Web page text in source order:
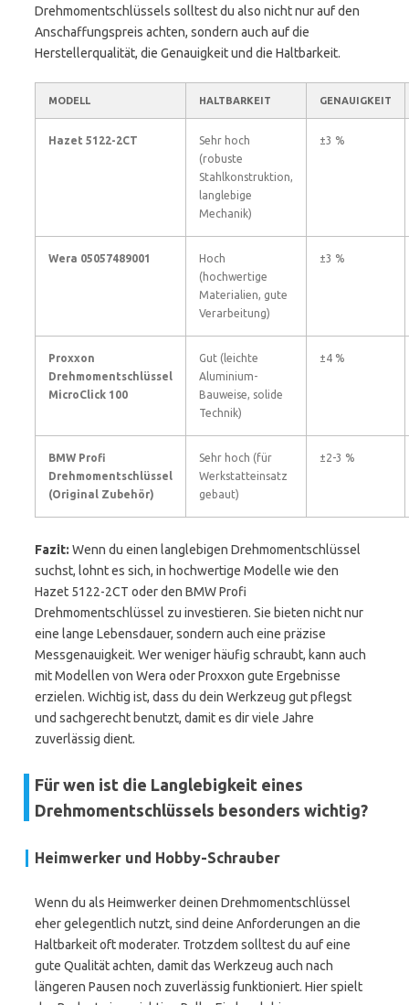
Drehmomentschlüssels solltest du also nicht nur auf den
Anschaffungspreis achten, sondern auch auf die
Herstellerqualität, die Genauigkeit und die Haltbarkeit.
MODELL HALTBARKEIT GENAUIGKEIT
Hazet 5122-2CT
Sehr hoch
(robuste
Stahlkonstruktion,
langlebige
Mechanik)
±3 %
Wera 05057489001
Hoch
(hochwertige
Materialien, gute
Verarbeitung)
±3 %
Proxxon
Drehmomentschlüssel
MicroClick 100
Gut (leichte
Aluminium-
Bauweise, solide
Technik)
±4 %
BMW Profi
Drehmomentschlüssel
(Original Zubehör)
Sehr hoch (für
Werkstatteinsatz
gebaut)
±2-3 %
Fazit: Wenn du einen langlebigen Drehmomentschlüssel
suchst, lohnt es sich, in hochwertige Modelle wie den
Hazet 5122-2CT oder den BMW Profi
Drehmomentschlüssel zu investieren. Sie bieten nicht nur
eine lange Lebensdauer, sondern auch eine präzise
Messgenauigkeit. Wer weniger häufig schraubt, kann auch
mit Modellen von Wera oder Proxxon gute Ergebnisse
erzielen. Wichtig ist, dass du dein Werkzeug gut pflegst
und sachgerecht benutzt, damit es dir viele Jahre
zuverlässig dient.
Für wen ist die Langlebigkeit eines
Drehmomentschlüssels besonders wichtig?
Heimwerker und Hobby-Schrauber
Wenn du als Heimwerker deinen Drehmomentschlüssel
eher gelegentlich nutzt, sind deine Anforderungen an die
Haltbarkeit oft moderater. Trotzdem solltest du auf eine
gute Qualität achten, damit das Werkzeug auch nach
längeren Pausen noch zuverlässig funktioniert. Hier spielt